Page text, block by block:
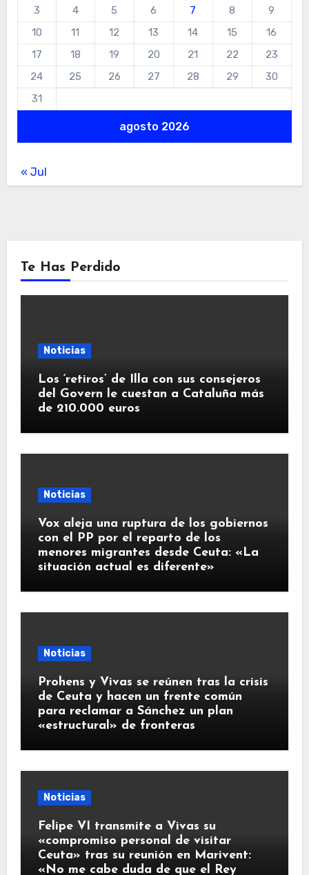
agosto 2026
3
4 5 6 7 8
9
10
11 12 13 14 15
16
17
18 19 20 21 22
23
24
25 26 27 28 29
30
31
« Jul
Te Has Perdido
Noticias
Los ‘retiros’ de Illa con sus consejeros
del Govern le cuestan a Cataluña más
de 210.000 euros
Noticias
Vox aleja una ruptura de los gobiernos
con el PP por el reparto de los
menores migrantes desde Ceuta: «La
situación actual es diferente»
Noticias
Prohens y Vivas se reúnen tras la crisis
de Ceuta y hacen un frente común
para reclamar a Sánchez un plan
«estructural» de fronteras
Noticias
Felipe VI transmite a Vivas su
«compromiso personal de visitar
Ceuta» tras su reunión en Marivent:
«No me cabe duda de que el Rey